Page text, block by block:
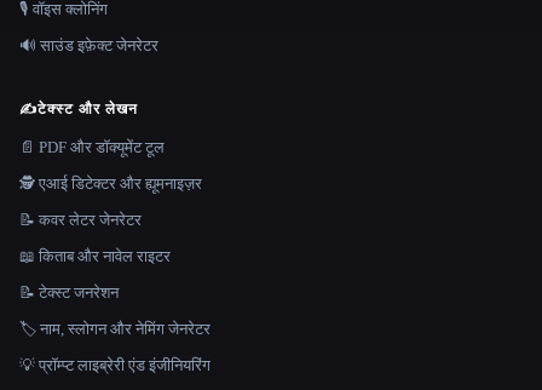
🎙️ वॉइस क्लोनिंग
🔊 साउंड इफ़ेक्ट जेनरेटर
✍️टेक्स्ट और लेखन
📄 PDF और डॉक्यूमेंट टूल
🕵️ एआई डिटेक्टर और ह्यूमनाइज़र
📝 कवर लेटर जेनरेटर
📖 किताब और नावेल राइटर
📝 टेक्स्ट जनरेशन
🏷️ नाम, स्लोगन और नेमिंग जेनरेटर
💡 प्रॉम्प्ट लाइब्रेरी एंड इंजीनियरिंग